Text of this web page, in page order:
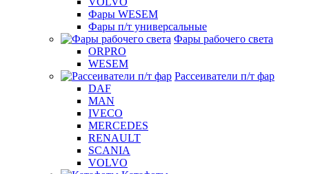
Фары WESEM
Фары п/т универсальные
Фары рабочего света
ORPRO
WESEM
Рассеиватели п/т фар
DAF
MAN
IVECO
MERCEDES
RENAULT
SCANIA
VOLVO